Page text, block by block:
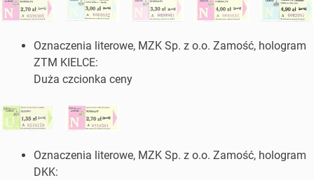
Oznaczenia literowe, MZK Sp. z o.o. Zamość, hologram
ZTM KIELCE:
Duża czcionka ceny
Oznaczenia literowe, MZK Sp. z o.o. Zamość, hologram
DKK: